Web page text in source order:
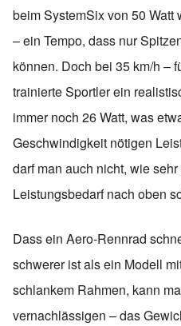
beim SystemSix von 50
– ein Tempo, dass nur
können. Doch bei 35 km/h –
trainierte Sportler ein
immer noch 26 Watt, was
Geschwindigkeit nötigen
darf man auch nicht, wie
Leistungsbedarf nach oben
Dass ein Aero-Rennrad
schwerer ist als ein Modell
schlankem Rahmen, kann
vernachlässigen – das